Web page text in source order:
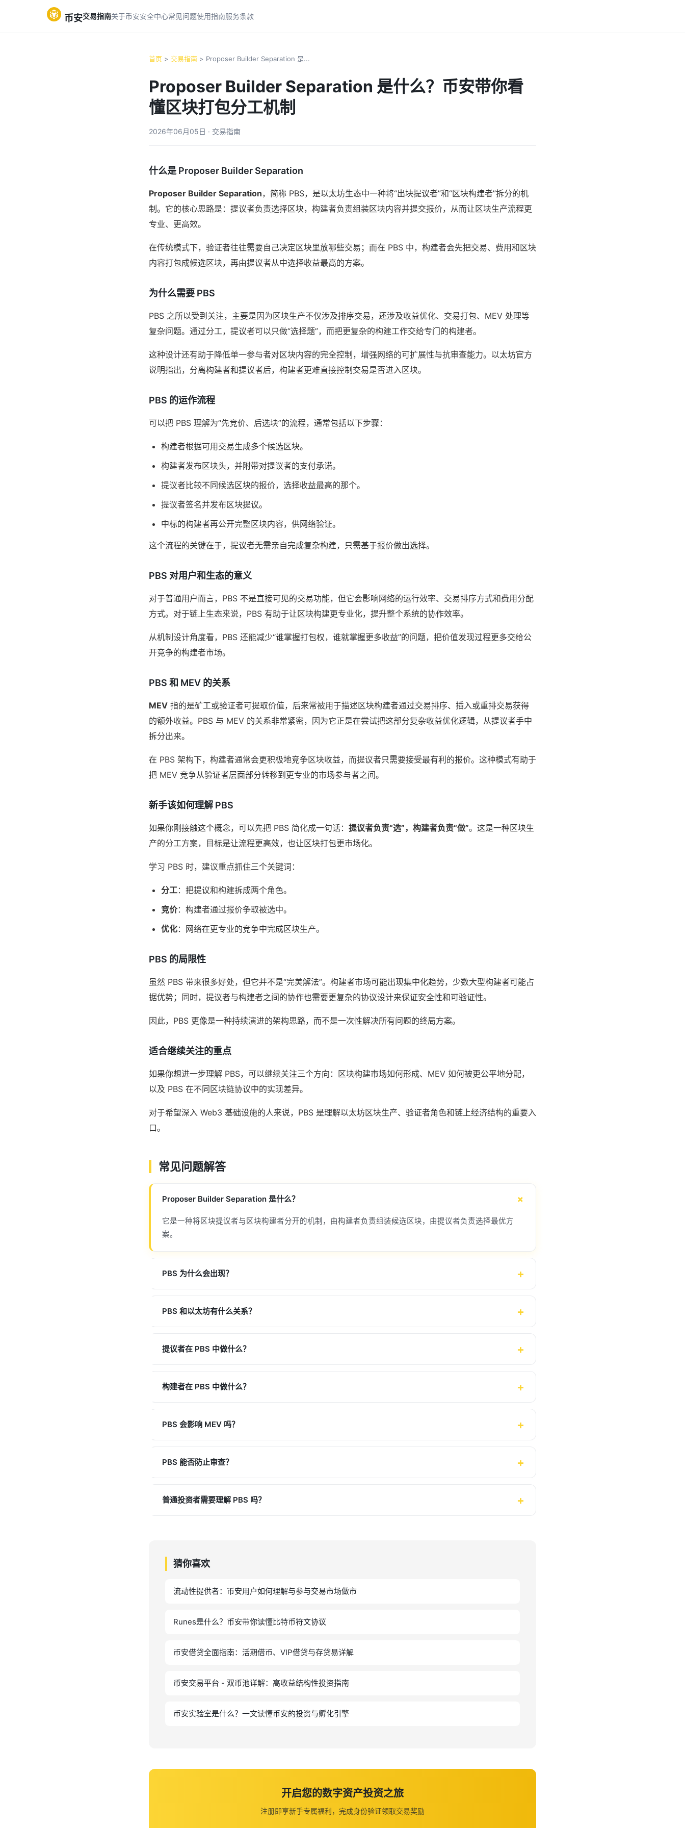
币安交易指南关于币安安全中心常见问题使用指南服务条款
首页 > 交易指南 > Proposer Builder Separation 是...
Proposer Builder Separation 是什么？币安带你看
懂区块打包分工机制
2026年06月05日 · 交易指南
什么是 Proposer Builder Separation
Proposer Builder Separation，简称 PBS，是以太坊生态中一种将“出块提议者”和“区块构建者”拆分的机
制。它的核心思路是：提议者负责选择区块，构建者负责组装区块内容并提交报价，从而让区块生产流程更
专业、更高效。
在传统模式下，验证者往往需要自己决定区块里放哪些交易；而在 PBS 中，构建者会先把交易、费用和区块
内容打包成候选区块，再由提议者从中选择收益最高的方案。
为什么需要 PBS
PBS 之所以受到关注，主要是因为区块生产不仅涉及排序交易，还涉及收益优化、交易打包、MEV 处理等
复杂问题。通过分工，提议者可以只做“选择题”，而把更复杂的构建工作交给专门的构建者。
这种设计还有助于降低单一参与者对区块内容的完全控制，增强网络的可扩展性与抗审查能力。以太坊官方
说明指出，分离构建者和提议者后，构建者更难直接控制交易是否进入区块。
PBS 的运作流程
可以把 PBS 理解为“先竞价、后选块”的流程，通常包括以下步骤：
构建者根据可用交易生成多个候选区块。
构建者发布区块头，并附带对提议者的支付承诺。
提议者比较不同候选区块的报价，选择收益最高的那个。
提议者签名并发布区块提议。
中标的构建者再公开完整区块内容，供网络验证。
这个流程的关键在于，提议者无需亲自完成复杂构建，只需基于报价做出选择。
PBS 对用户和生态的意义
对于普通用户而言，PBS 不是直接可见的交易功能，但它会影响网络的运行效率、交易排序方式和费用分配
方式。对于链上生态来说，PBS 有助于让区块构建更专业化，提升整个系统的协作效率。
从机制设计角度看，PBS 还能减少“谁掌握打包权，谁就掌握更多收益”的问题，把价值发现过程更多交给公
开竞争的构建者市场。
PBS 和 MEV 的关系
MEV 指的是矿工或验证者可提取价值，后来常被用于描述区块构建者通过交易排序、插入或重排交易获得
的额外收益。PBS 与 MEV 的关系非常紧密，因为它正是在尝试把这部分复杂收益优化逻辑，从提议者手中
拆分出来。
在 PBS 架构下，构建者通常会更积极地竞争区块收益，而提议者只需要接受最有利的报价。这种模式有助于
把 MEV 竞争从验证者层面部分转移到更专业的市场参与者之间。
新手该如何理解 PBS
如果你刚接触这个概念，可以先把 PBS 简化成一句话： 提议者负责“选”，构建者负责“做”。这是一种区块生
产的分工方案，目标是让流程更高效，也让区块打包更市场化。
学习 PBS 时，建议重点抓住三个关键词：
分工：把提议和构建拆成两个角色。
竞价：构建者通过报价争取被选中。
优化：网络在更专业的竞争中完成区块生产。
PBS 的局限性
虽然 PBS 带来很多好处，但它并不是“完美解法”。构建者市场可能出现集中化趋势，少数大型构建者可能占
据优势；同时，提议者与构建者之间的协作也需要更复杂的协议设计来保证安全性和可验证性。
因此，PBS 更像是一种持续演进的架构思路，而不是一次性解决所有问题的终局方案。
适合继续关注的重点
如果你想进一步理解 PBS，可以继续关注三个方向：区块构建市场如何形成、MEV 如何被更公平地分配，
以及 PBS 在不同区块链协议中的实现差异。
对于希望深入 Web3 基础设施的人来说，PBS 是理解以太坊区块生产、验证者角色和链上经济结构的重要入
口。
常见问题解答
Proposer Builder Separation 是什么？
它是一种将区块提议者与区块构建者分开的机制，由构建者负责组装候选区块，由提议者负责选择最优方
案。
PBS 为什么会出现？
PBS 和以太坊有什么关系？
提议者在 PBS 中做什么？
构建者在 PBS 中做什么？
PBS 会影响 MEV 吗？
PBS 能否防止审查？
普通投资者需要理解 PBS 吗？
猜你喜欢
流动性提供者：币安用户如何理解与参与交易市场做市
Runes是什么？币安带你读懂比特币符文协议
币安借贷全面指南：活期借币、VIP借贷与存贷易详解
币安交易平台 - 双币池详解：高收益结构性投资指南
币安实验室是什么？一文读懂币安的投资与孵化引擎
开启您的数字资产投资之旅
注册即享新手专属福利，完成身份验证领取交易奖励